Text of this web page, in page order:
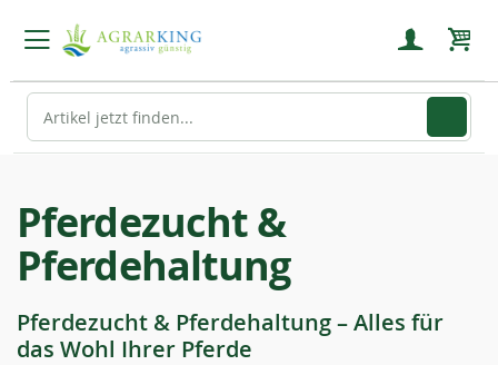
Pferdezucht &
Pferdehaltung
Pferdezucht & Pferdehaltung – Alles für
das Wohl Ihrer Pferde